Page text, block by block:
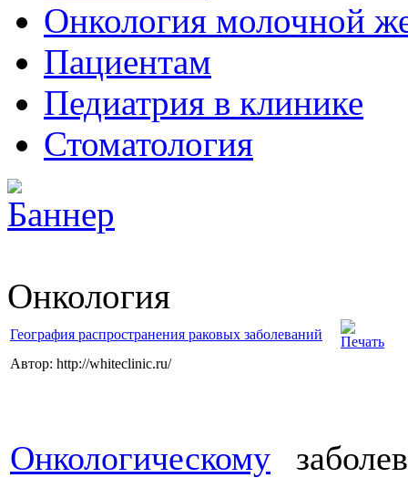
Онкология молочной
Пациентам
Педиатрия в клинике
Стоматология
Онкология
География распространения раковых заболеваний
Автор: http://whiteclinic.ru/
Онкологическому